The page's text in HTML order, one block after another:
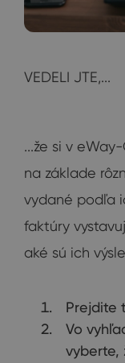
VEDELI JTE,...
...že si v
na základe
vydané podľa
faktúry
aké sú ich
Prejdite
Vo
vyberte,